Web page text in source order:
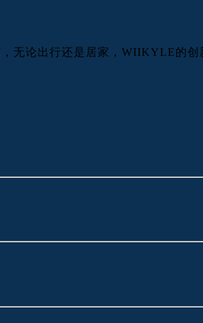
无论出行还是居家，WIIKYLE的创